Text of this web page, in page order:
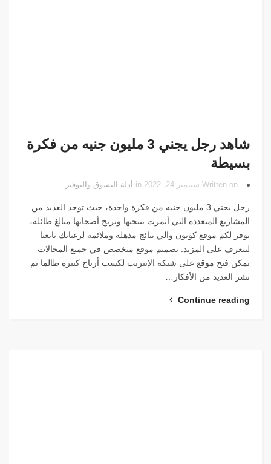
شاهد رجل يجني 3 مليون جنيه من فكرة
بسيطة
Written on سبتمبر 24, 2022 in أدلة التسوق والتوفير
رجل يجني 3 مليون جنيه من فكرة واحدة، حيث توجد العديد من
المشاريع المتعددة التي أثمرت نتيجتها وتربح أصحابها مبالغ طائلة،
يوفر لكم موقع كوبون والي نتائج مذهلة وملائمة لرغباتك تابعنا
لتتعرف على المزيد. تصميم موقع متخصص في جميع المجالات
يمكن فتح موقع على شبكة الإنترنت لكسب أرباح كبيرة طالما تم
نشر العديد من الأفكار…
Continue reading